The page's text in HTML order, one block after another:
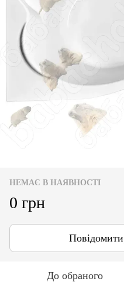
НЕМАЄ В НАЯВНОСТІ
0 грн
До обраного